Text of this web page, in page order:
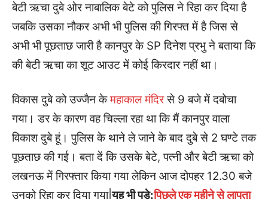
बेटी ऋचा दुबे ओर नाबालिक बेटे को पुलिस ने रिहा कर दिया है
जबकि उसका नौकर अभी भी पुलिस की गिरफ्त में है जिस से
अभी भी पूछताछ जारी है कानपुर के SP दिनेश प्रभु ने बताया कि
की बेटी ऋचा का शूट आउट में कोई किरदार नहीं था।
विकास दुबे को उज्जैन केमहाकाल मंदिरसे 9 बजे में दबोचा
गया। डर के कारण वह चिल्ला रहा था कि मैं कानपुर वाला
विकाश दुबे हूं। पुलिस के थाने ले जाने के बाद दुबे से 2 घण्टे तक
पूछताछ की गई। बता दें कि उसके बेटे, पत्नी और बेटी ऋचा को
लखनऊ में गिरफ्तार किया गया लेकिन आज दोपहर 12.30 बजे
उनको रिहा कर दिया गया|यह भी पड़े:पिछले एक महीने से लापता